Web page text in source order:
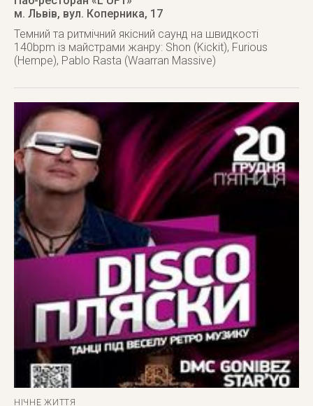
м. Львів, вул. Коперника, 17
Темний та ритмічний якісний саунд на швидкості
140bpm із майстрами жанру: Shon (Kickit), Furious
(Hempe), Pablo Rasta (Waarran Massive)
НІЧНЕ ЖИТТЯ